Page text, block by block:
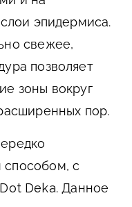
эпидермиса.
свежее,
позволяет
зоны вокруг
пор.
способом, c
DotDeka. Данное